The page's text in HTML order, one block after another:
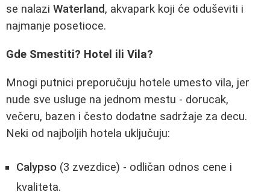
se nalazi Waterland, akvapark koji će oduševiti i
najmanje posetioce.
Gde Smestiti? Hotel ili Vila?
Mnogi putnici preporučuju hotele umesto vila, jer
nude sve usluge na jednom mestu - dorucak,
večeru, bazen i često dodatne sadržaje za decu.
Neki od najboljih hotela uključuju:
Calypso (3 zvezdice) - odličan odnos cene i
kvaliteta.